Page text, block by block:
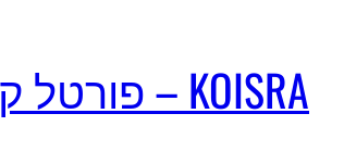
KOISRA – פורטל קוריאה בעברית